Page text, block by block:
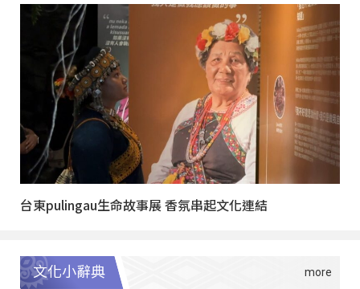
台東pulingau生命故事展 香氛串起文化連結
文化小辭典